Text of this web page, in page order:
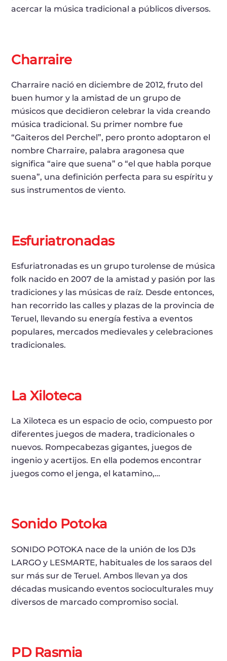
acercar la música tradicional a públicos diversos.
Charraire
Charraire nació en diciembre de 2012, fruto del
buen humor y la amistad de un grupo de
músicos que decidieron celebrar la vida creando
música tradicional. Su primer nombre fue
“Gaiteros del Perchel”, pero pronto adoptaron el
nombre Charraire, palabra aragonesa que
significa “aire que suena” o “el que habla porque
suena”, una definición perfecta para su espíritu y
sus instrumentos de viento.
Esfuriatronadas
Esfuriatronadas es un grupo turolense de música
folk nacido en 2007 de la amistad y pasión por las
tradiciones y las músicas de raíz. Desde entonces,
han recorrido las calles y plazas de la provincia de
Teruel, llevando su energía festiva a eventos
populares, mercados medievales y celebraciones
tradicionales.
La Xiloteca
La Xiloteca es un espacio de ocio, compuesto por
diferentes juegos de madera, tradicionales o
nuevos. Rompecabezas gigantes, juegos de
ingenio y acertijos. En ella podemos encontrar
juegos como el jenga, el katamino,…
Sonido Potoka
SONIDO POTOKA nace de la unión de los DJs
LARGO y LESMARTE, habituales de los saraos del
sur más sur de Teruel. Ambos llevan ya dos
décadas musicando eventos socioculturales muy
diversos de marcado compromiso social.
PD Rasmia